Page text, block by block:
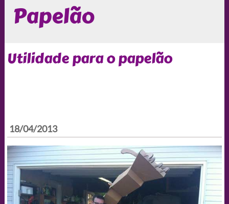
Papelão
Utilidade para o papelão
18/04/2013